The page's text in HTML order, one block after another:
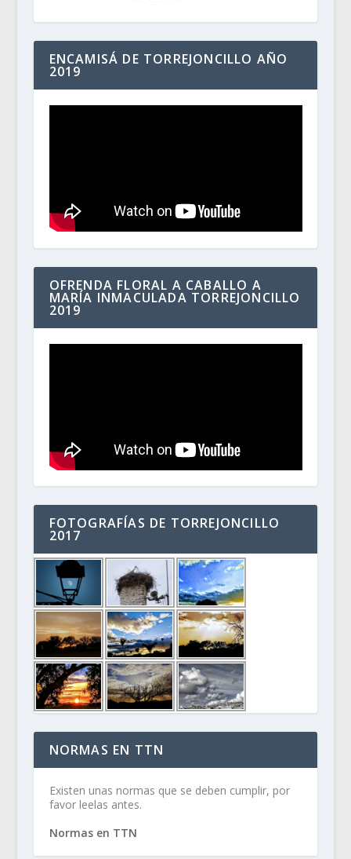
ENCAMISÁ DE TORREJONCILLO AÑO
2019
OFRENDA FLORAL A CABALLO A
MARÍA INMACULADA TORREJONCILLO
2019
FOTOGRAFÍAS DE TORREJONCILLO
2017
NORMAS EN TTN
Existen unas normas que se deben cumplir, por
favor leelas antes.
Normas en TTN